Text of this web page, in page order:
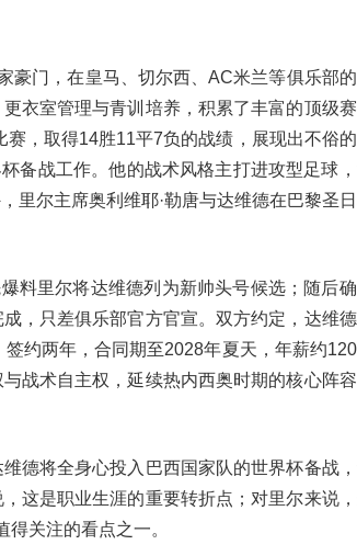
豪门，在皇马、切尔西、AC米兰等俱乐部
衣室管理与青训培养，积累了丰富的顶级
，取得14胜11平7负的战绩，展现出不俗
备战工作。他的战术风格主打进攻型足球
里尔主席奥利维耶·勒唐与达维德在巴黎圣
料里尔将达维德列为新帅头号候选；随后
，只差俱乐部官方官宣。双方约定，达维
约两年，合同期至2028年夏天，年薪约
战术自主权，延续热内西奥时期的核心阵
德将全身心投入巴西国家队的世界杯备战，
这是职业生涯的重要转折点；对里尔来说
关注的看点之一。